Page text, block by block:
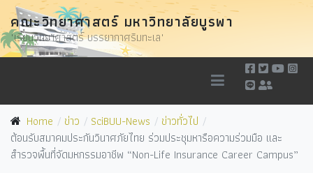
คณะวิทยาศาสตร์ มหาวิทยาลัยบูรพา
"เรียนวิทยาศาสตร์ บรรยากาศริมทะเล"
Home ข่าว SciBUU-News
ข่าวทั่วไป
ต้อนรับสมาคมประกันวินาศภัยไทย ร่วมประชุมหารือความร่วมมือ และ
สำรวจพื้นที่จัดมหกรรมอาชีพ “Non-Life Insurance Career Campus”